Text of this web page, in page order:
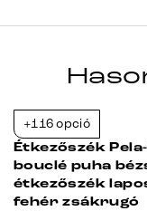
+116 opció
Étkezőszék
bouclé puha
étkezőszék
fehér zsákrugó